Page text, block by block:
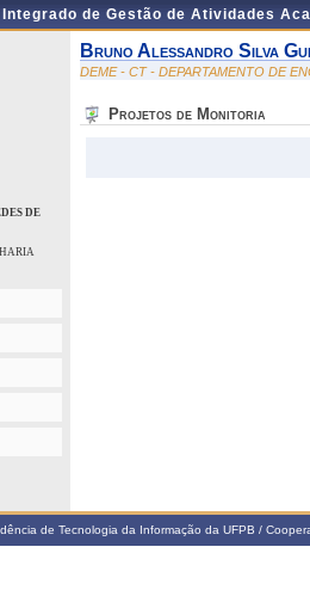
de Gestão de Atividades
DE
Bruno Alessandro Silva
DEME - CT - DEPARTAMENTO DE
Projetos de Monitoria
de Tecnologia da Informação da UFPB /